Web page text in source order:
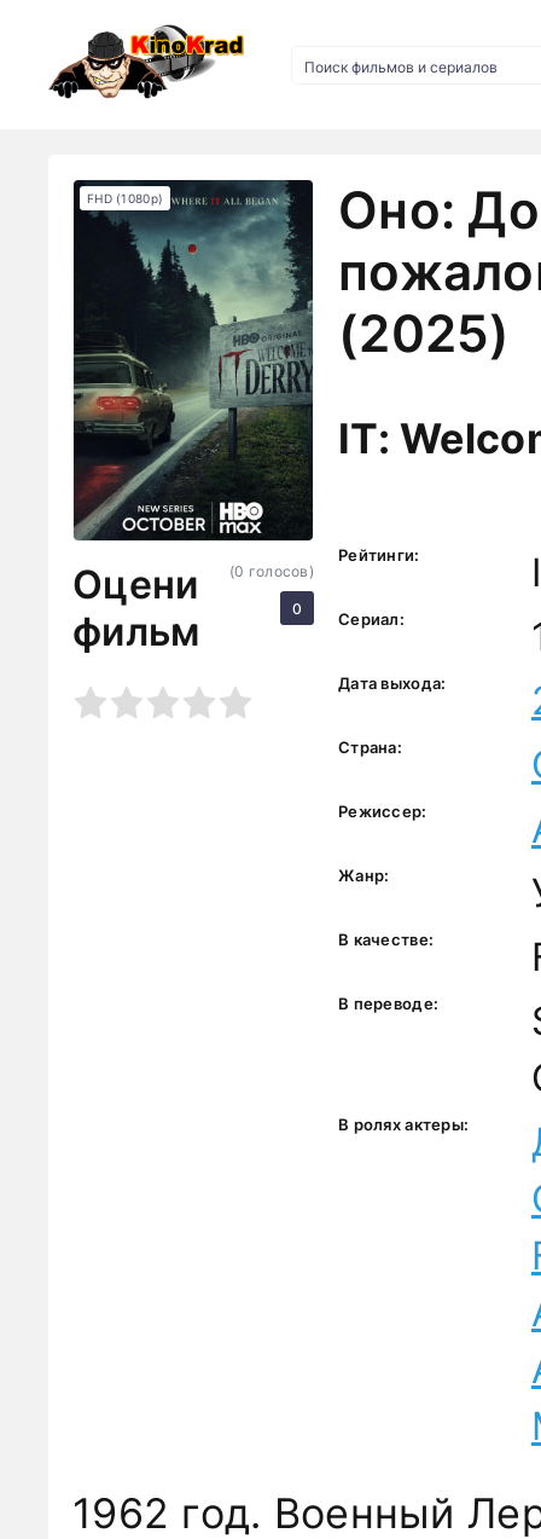
Оно:
(2025)
IT:
FHD (1080p)
Оцени
фильм
5
(0 голосов)
0
Рейтинги:
Сериал:
Дата выхода:
Страна:
Режиссер:
Жанр:
В качестве:
В переводе:
В ролях актеры:
1962 год. Военный